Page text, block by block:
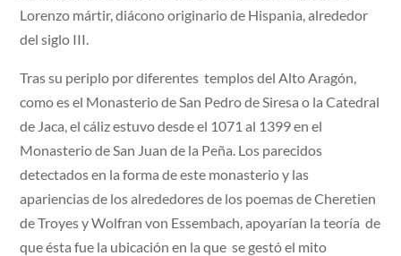
Lorenzo mártir, diácono originario de Hispania, alrededor
del siglo III.
Tras su periplo por diferentes templos del Alto Aragón,
como es el Monasterio de San Pedro de Siresa o la Catedral
de Jaca, el cáliz estuvo desde el 1071 al 1399 en el
Monasterio de San Juan de la Peña. Los parecidos
detectados en la forma de este monasterio y las
apariencias de los alrededores de los poemas de Cheretien
de Troyes y Wolfran von Essembach, apoyarían la teoría de
que ésta fue la ubicación en la que se gestó el mito